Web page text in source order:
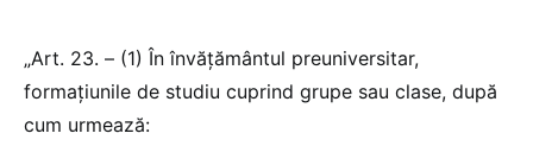
„Art. 23. – (1) În învățământul preuniversitar,
formațiunile de studiu cuprind grupe sau clase, după
cum urmează: